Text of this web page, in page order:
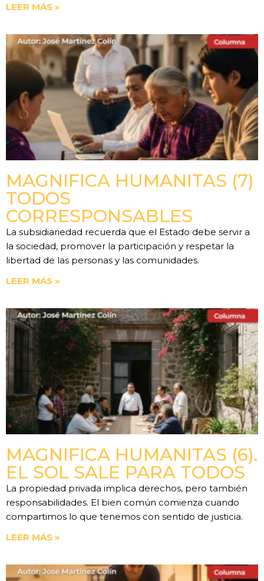
LEER MÁS »
MAGNIFICA HUMANITAS (7)
TODOS
CORRESPONSABLES
La subsidiariedad recuerda que el Estado debe servir a
la sociedad, promover la participación y respetar la
libertad de las personas y las comunidades.
LEER MÁS »
MAGNIFICA HUMANITAS (6).
EL SOL SALE PARA TODOS
La propiedad privada implica derechos, pero también
responsabilidades. El bien común comienza cuando
compartimos lo que tenemos con sentido de justicia.
LEER MÁS »